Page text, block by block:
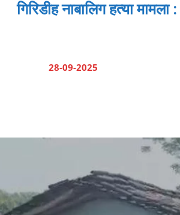
गिरिडीह नाबालिग हत्या
28-09-2025